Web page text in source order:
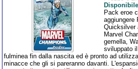
Pack eroe
aggiungere
Quicksilver
Marvel
gemella,
sviluppato
fulminea fin dalla nascita ed è pronto ad
minacce che gli si pareranno davanti.